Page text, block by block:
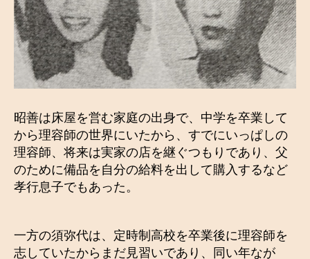
昭善は床屋を営む家庭の出身で、中学を卒業して
から理容師の世界にいたから、すでにいっぱしの
理容師、将来は実家の店を継ぐつもりであり、父
のために備品を自分の給料を出して購入するなど
孝行息子でもあった。
一方の須弥代は、定時制高校を卒業後に理容師を
志していたからまだ見習いであり、同い年なが